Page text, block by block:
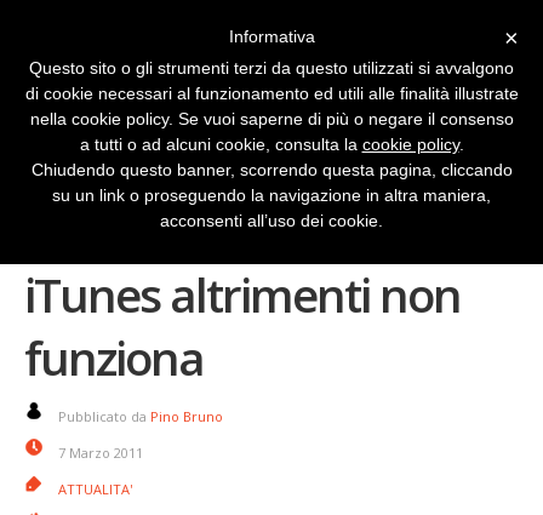
iOS 4.3: aggiornate
iTunes altrimenti non
funziona
Pubblicato da Pino Bruno
7 Marzo 2011
ATTUALITA'
×
Informativa
Questo sito o gli strumenti terzi da questo utilizzati si avvalgono
di cookie necessari al funzionamento ed utili alle finalità illustrate
nella cookie policy. Se vuoi saperne di più o negare il consenso
a tutti o ad alcuni cookie, consulta la cookie policy.
Chiudendo questo banner, scorrendo questa pagina, cliccando
su un link o proseguendo la navigazione in altra maniera,
acconsenti all’uso dei cookie.